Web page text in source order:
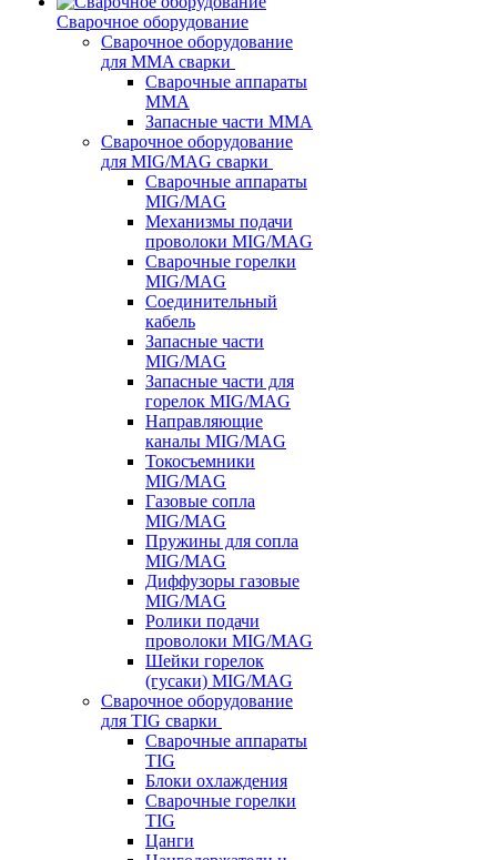
Сварочное оборудование
Сварочное оборудование
для MMA сварки
Сварочные аппараты
MMA
Запасные части MMA
Сварочное оборудование
для MIG/MAG сварки
Сварочные аппараты
MIG/MAG
Механизмы подачи
проволоки MIG/MAG
Сварочные горелки
MIG/MAG
Соединительный
кабель
Запасные части
MIG/MAG
Запасные части для
горелок MIG/MAG
Направляющие
каналы MIG/MAG
Токосъемники
MIG/MAG
Газовые сопла
MIG/MAG
Пружины для сопла
MIG/MAG
Диффузоры газовые
MIG/MAG
Ролики подачи
проволоки MIG/MAG
Шейки горелок
(гусаки) MIG/MAG
Сварочное оборудование
для TIG сварки
Сварочные аппараты
TIG
Блоки охлаждения
Сварочные горелки
TIG
Цанги